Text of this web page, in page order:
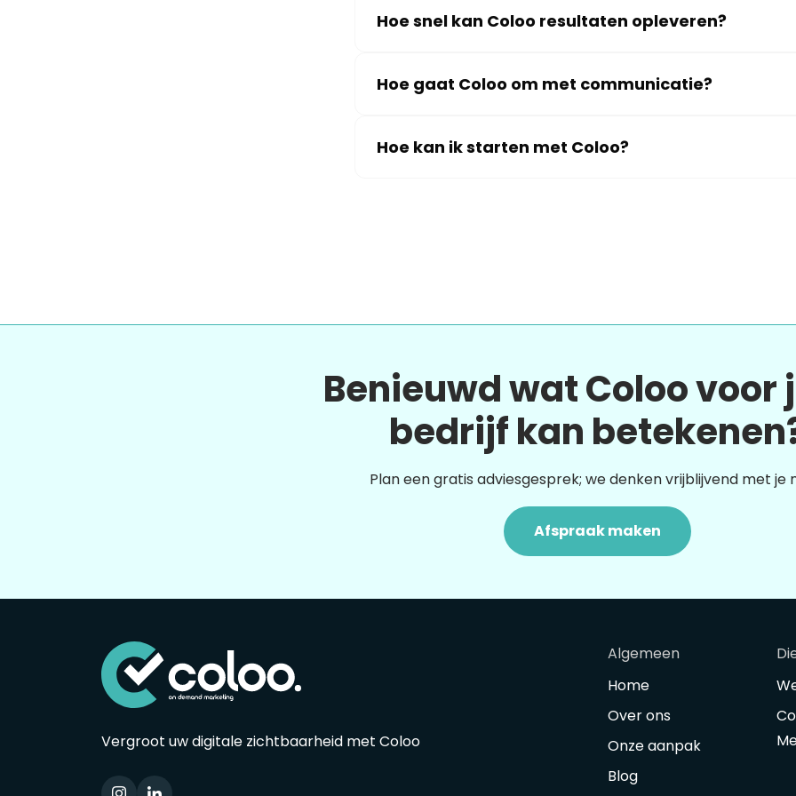
Hoe snel kan Coloo resultaten opleveren?
Hoe gaat Coloo om met communicatie?
Hoe kan ik starten met Coloo?
Benieuwd wat Coloo voor
bedrijf kan
Plan een gratis adviesgesprek; we denken vrijblijvend met je
Afspraak maken
Vergroot uw digitale zichtbaarheid met Coloo
Algemeen
Home
Over ons
Onze aanpak
Blog